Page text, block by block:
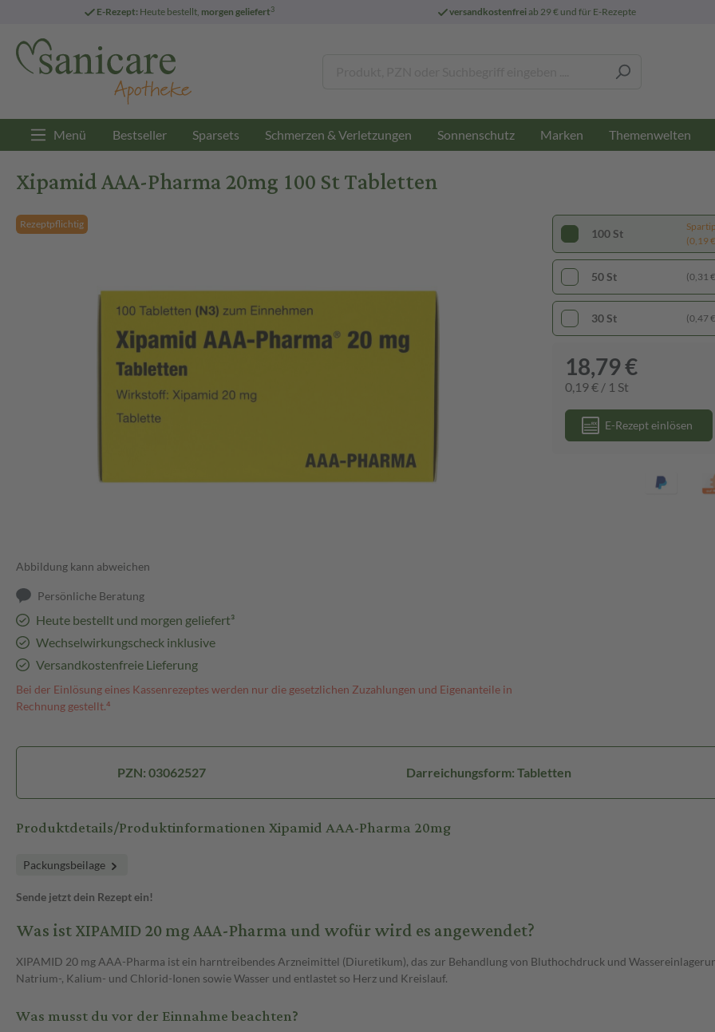
E-Rezept: Heute bestellt, morgen geliefert3 versandkostenfreiab 29 € und für E-Rezepte
Menü Bestseller Sparsets Schmerzen & Verletzungen Sonnenschutz Marken Themenwelten
Xipamid AAA-Pharma 20mg 100 St Tabletten
Rezeptpflichtig
Abbildung kann abweichen
Persönliche Beratung
Heute bestellt und morgen geliefert³
Wechselwirkungscheck inklusive
Versandkostenfreie Lieferung
Bei der Einlösung eines Kassenrezeptes werden nur die gesetzlichen Zuzahlungen und Eigenanteile in
Rechnung gestellt.⁴
100 St
(0,19
50 St (0,31
30 St (0,47
18,79 €
0,19 € / 1 St
E-Rezept einlösen
PZN: 03062527 Darreichungsform: Tabletten
Produktdetails/Produktinformationen Xipamid AAA-Pharma 20mg
Packungsbeilage
Sende jetzt dein Rezept ein!
Was ist XIPAMID 20 mg AAA-Pharma und wofür wird es angewendet?
XIPAMID 20 mg AAA-Pharma ist ein harntreibendes Arzneimittel (Diuretikum), das zur Behandlung von Bluthochdruck und
Natrium-, Kalium- und Chlorid-Ionen sowie Wasser und entlastet so Herz und Kreislauf.
Was musst du vor der Einnahme beachten?